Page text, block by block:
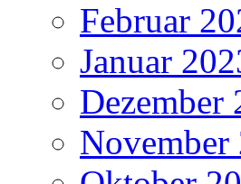
Februar
Januar
Dezember
November